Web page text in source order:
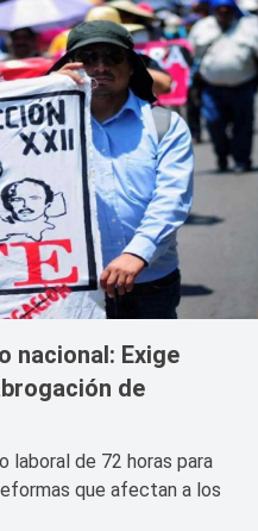
nacional: Exige
de
laboral de 72 horas para
que afectan a los